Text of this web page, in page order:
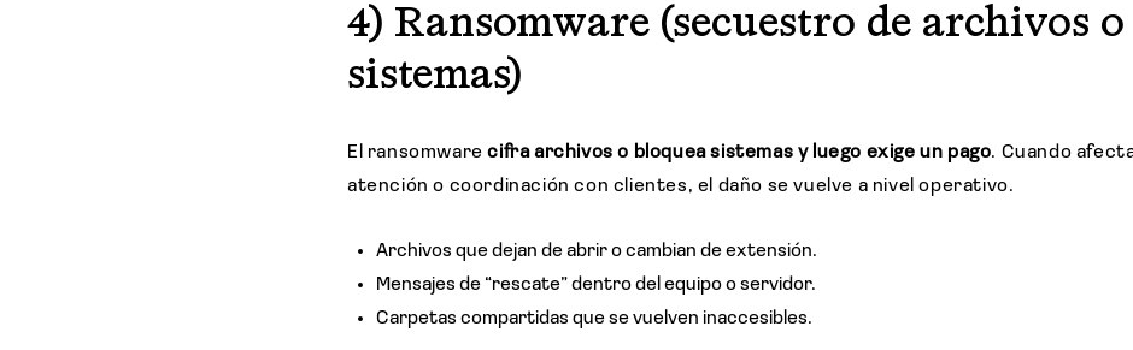
4) Ransomware (secuestro de archivos o
sistemas)
El ransomwarecifra archivos o bloquea sistemas y luego exige un pago. Cuando
atención o coordinación con clientes, el daño se vuelve a nivel operativo.
Archivos que dejan de abrir o cambian de extensión.
Mensajes de “rescate” dentro del equipo o servidor.
Carpetas compartidas que se vuelven inaccesibles.